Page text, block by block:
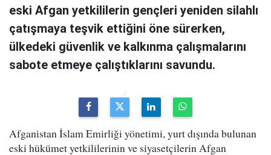
eski Afgan yetkililerin gençleri yeniden silahlı
çatışmaya teşvik ettiğini öne sürerken,
ülkedeki güvenlik ve kalkınma çalışmalarını
sabote etmeye çalıştıklarını savundu.
Afganistan İslam Emirliği yönetimi, yurt dışında bulunan
eski hükümet yetkililerinin ve siyasetçilerin Afgan